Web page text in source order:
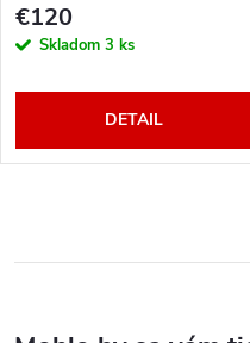
€120
Skladom 3 ks
DETAIL